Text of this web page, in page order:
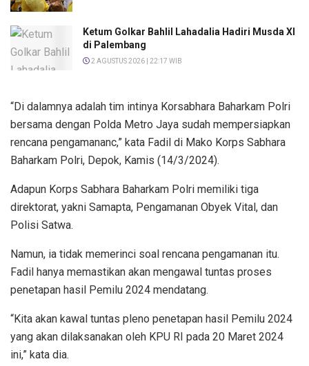
Ketum Golkar Bahlil Lahadalia Hadiri Musda XI
di Palembang
2 AGUSTUS 2026 | 22:17 WIB
“Di dalamnya adalah tim intinya Korsabhara Baharkam Polri
bersama dengan Polda Metro Jaya sudah mempersiapkan
rencana pengamananc,” kata Fadil di Mako Korps Sabhara
Baharkam Polri, Depok, Kamis (14/3/2024).
Adapun Korps Sabhara Baharkam Polri memiliki tiga
direktorat, yakni Samapta, Pengamanan Obyek Vital, dan
Polisi Satwa.
Namun, ia tidak memerinci soal rencana pengamanan itu.
Fadil hanya memastikan akan mengawal tuntas proses
penetapan hasil Pemilu 2024 mendatang.
“Kita akan kawal tuntas pleno penetapan hasil Pemilu 2024
yang akan dilaksanakan oleh KPU RI pada 20 Maret 2024
ini,” kata dia.